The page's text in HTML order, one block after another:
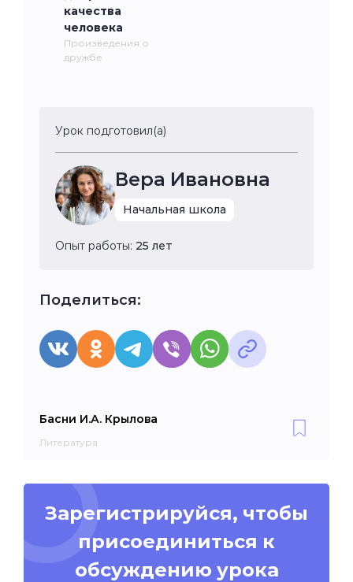
качества
человека
Произведения о
дружбе
Урок подготовил(а)
Вера Ивановна
Начальная школа
Опыт работы: 25 лет
Поделиться:
Басни И.А. Крылова
Литература
Зарегистрируйся, чтобы
присоединиться к
обсуждению урока